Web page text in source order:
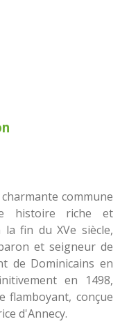
commune
histoire riche et
fin du XVe siècle,
et seigneur de
de Dominicains en
en 1498,
flamboyant, conçue
d'Annecy.